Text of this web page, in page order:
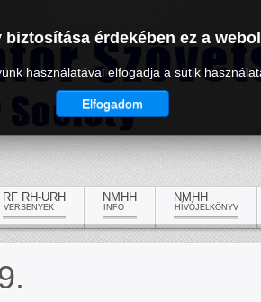
RF RH-URH
VERSENYEK
NMHH
INFO
NMHH
HÍVÓJELKÖNYV
érdekében ez a
használatával elfogadja a sütik
Elfogadom